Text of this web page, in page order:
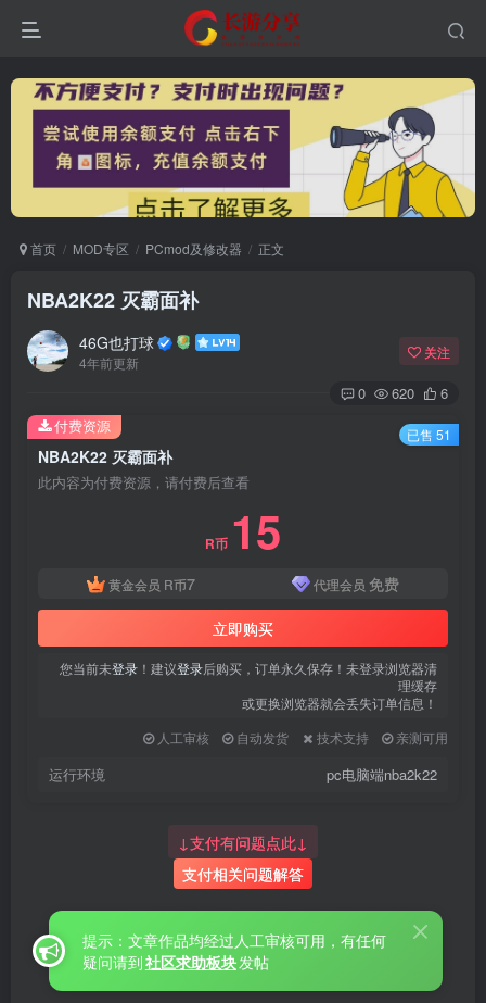
首页 MOD专区 PCmod及修改器 正文
NBA2K22 灭霸面补
46G也打球
4年前更新
关注
0 620 6
NBA2K22 灭霸面补
此内容为付费资源，请付费后查看
R币 15
黄金会员 R币7 代理会员 免费
立即购买
您当前未登录 ！建议登录后购买，订单永久保存！未登录浏览器清
理缓存
或更换浏览器就会丢失订单信息！
人工审核
自动发货 技术支持 亲测可用
运行环境 pc电脑端nba2k22
付费资源 已售 51
↓支付有问题点此↓
支付相关问题解答
提示：文章作品均经过人工审核可用，有任何
疑问请到社区求助板块发帖